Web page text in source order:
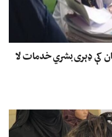
کې ډېری بشري خدمات لا